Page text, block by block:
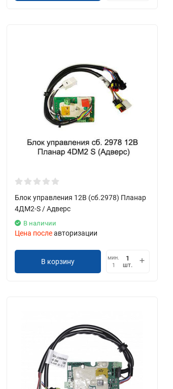
Блок управления 12В (сб.2978) Планар
4ДМ2-S / Адверс
В наличии
Цена послеавторизации
В корзину
мин.
1
шт.